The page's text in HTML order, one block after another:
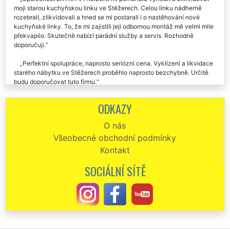
moji starou kuchyňskou linku ve Stěžerech. Celou linku nádherně
rozebrali, zlikvidovali a hned se mi postarali i o nastěhování nové
kuchyňské linky. To, že mi zajistili její odbornou montáž mě velmi mile
překvapilo. Skutečně nabízí parádní služby a servis. Rozhodně
doporučuji.
Perfektní spolupráce, naprosto seriózní cena. Vyklízení a likvidace
starého nábytku ve Stěžerech proběhlo naprosto bezchybně. Určitě
budu doporučovat tuto firmu.
Vyklizení našeho starého nábytku ve Stěžerech bylo zajištěno
naprosto perfektně. Moc chválíme všechny pracovníky této firmy.
Ve středu jsme si objednali vyklízení nábytku ve Stěžerech, a
tentýž den nám byly tyto služby zajištěný. Musím uznat, že jsem byl
velmi mile překvapen přístupem a rychlostí této společnosti.
Minulý týden nám firma EXTRA VYKLÍZENÍ zajišťovala vyklízení
starého nábytku v našem bytě po mamince ve Stěžerech. Velmi
ochotní a pracovití zaměstnanci. Po vyklízení veškerého nábytku nám
zajistili i špičkové úklidové služby. Děkujeme a moc moc chválíme.
ODKAZY
O nás
Všeobecné obchodní podmínky
Kontakt
SOCIÁLNÍ SÍTĚ